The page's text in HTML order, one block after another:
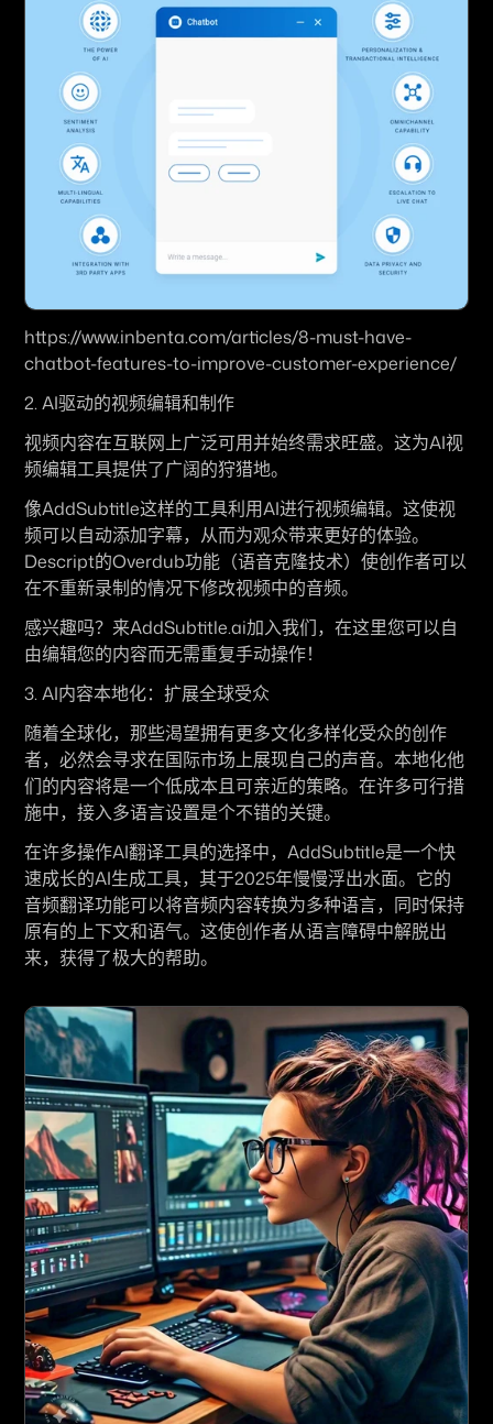
https://www.inbenta.com/articles/8-must-have-
chatbot-features-to-improve-customer-experience/
2. AI驱动的视频编辑和制作
视频内容在互联网上广泛可用并始终需求旺盛。这为AI视
频编辑工具提供了广阔的狩猎地。
像AddSubtitle这样的工具利用AI进行视频编辑。这使视
频可以自动添加字幕，从而为观众带来更好的体验。
Descript的Overdub功能（语音克隆技术）使创作者可以
在不重新录制的情况下修改视频中的音频。
感兴趣吗？来AddSubtitle.ai加入我们，在这里您可以自
由编辑您的内容而无需重复手动操作！
3. AI内容本地化：扩展全球受众
随着全球化，那些渴望拥有更多文化多样化受众的创作
者，必然会寻求在国际市场上展现自己的声音。本地化他
们的内容将是一个低成本且可亲近的策略。在许多可行措
施中，接入多语言设置是个不错的关键。
在许多操作AI翻译工具的选择中，AddSubtitle是一个快
速成长的AI生成工具，其于2025年慢慢浮出水面。它的
音频翻译功能可以将音频内容转换为多种语言，同时保持
原有的上下文和语气。这使创作者从语言障碍中解脱出
来，获得了极大的帮助。